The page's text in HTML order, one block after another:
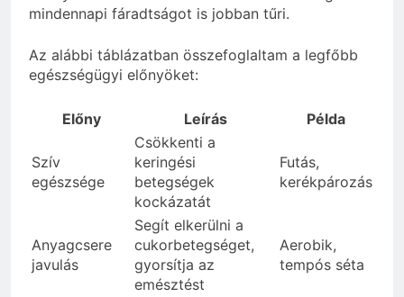
mindennapi fáradtságot is jobban tűri.
Az alábbi táblázatban összefoglaltam a legfőbb
egészségügyi előnyöket:
Előny Leírás Példa
Szív
egészsége
Csökkenti a
keringési
betegségek
kockázatát
Futás,
kerékpározás
Anyagcsere
javulás
Segít elkerülni a
cukorbetegséget,
gyorsítja az
emésztést
Aerobik,
tempós séta